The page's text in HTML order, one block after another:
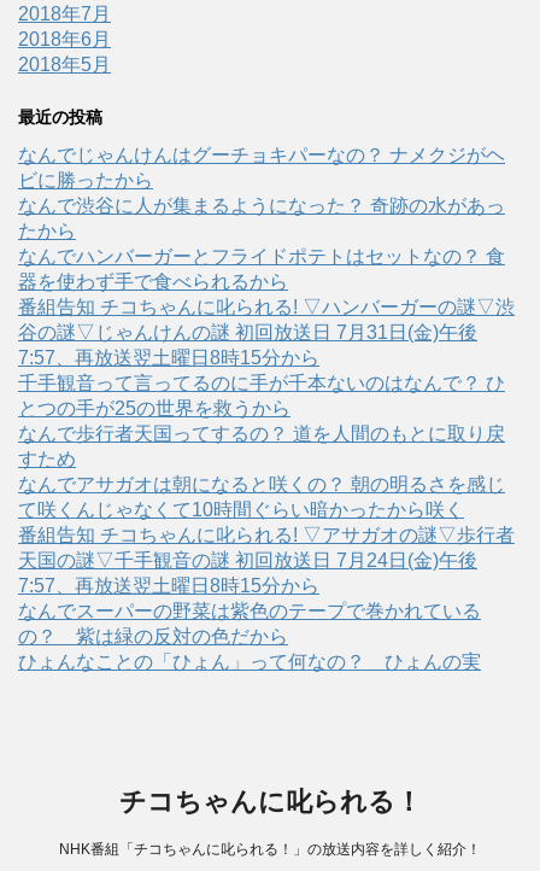
2018年7月
2018年6月
2018年5月
最近の投稿
なんでじゃんけんはグーチョキパーなの？ ナメクジがヘ
ビに勝ったから
なんで渋谷に人が集まるようになった？ 奇跡の水があっ
たから
なんでハンバーガーとフライドポテトはセットなの？ 食
器を使わず手で食べられるから
番組告知 チコちゃんに叱られる! ▽ハンバーガーの謎▽渋
谷の謎▽じゃんけんの謎 初回放送日 7月31日(金)午後
7:57、再放送翌土曜日8時15分から
千手観音って言ってるのに手が千本ないのはなんで？ ひ
とつの手が25の世界を救うから
なんで歩行者天国ってするの？ 道を人間のもとに取り戻
すため
なんでアサガオは朝になると咲くの？ 朝の明るさを感じ
て咲くんじゃなくて10時間ぐらい暗かったから咲く
番組告知 チコちゃんに叱られる! ▽アサガオの謎▽歩行者
天国の謎▽千手観音の謎 初回放送日 7月24日(金)午後
7:57、再放送翌土曜日8時15分から
なんでスーパーの野菜は紫色のテープで巻かれている
の？ 紫は緑の反対の色だから
ひょんなことの「ひょん」って何なの？ ひょんの実
チコちゃんに叱られる！
NHK番組「チコちゃんに叱られる！」の放送内容を詳しく紹介！